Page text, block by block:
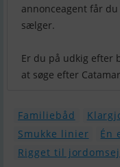
annonceagent får
sælger.
Er du på udkig efter
at søge efter
Familiebåd
Smukke linier
Én
Rigget til